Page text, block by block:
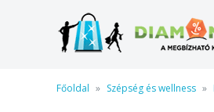
Főoldal Szépség és wellness